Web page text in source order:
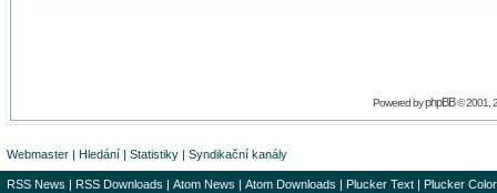
Powered byphpBB© 2001,
Webmaster | Hledání | Statistiky | Syndikační kanály
RSS News | RSS Downloads | Atom News | Atom Downloads | Plucker Text | Plucker Color